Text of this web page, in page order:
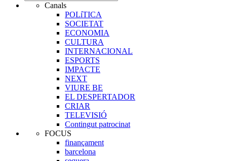
Canals
POLíTICA
SOCIETAT
ECONOMIA
CULTURA
INTERNACIONAL
ESPORTS
IMPACTE
NEXT
VIURE BE
EL DESPERTADOR
CRIAR
TELEVISIÓ
Contingut patrocinat
FOCUS
finançament
barcelona